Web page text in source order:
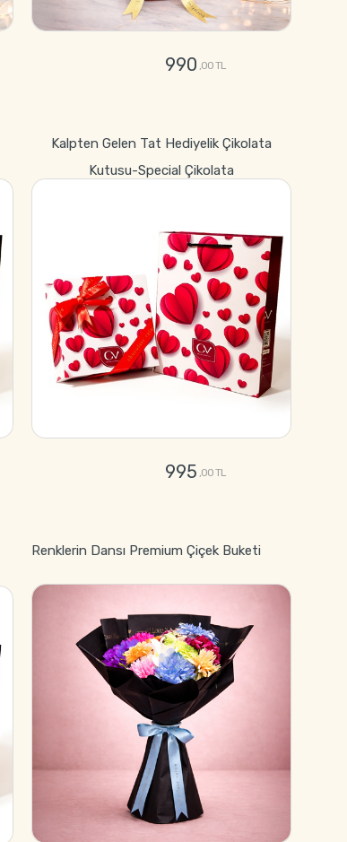
990 ,00 TL
Kalpten Gelen Tat Hediyelik Çikolata
Kutusu-Special Çikolata
995 ,00 TL
Renklerin Dansı Premium Çiçek Buketi